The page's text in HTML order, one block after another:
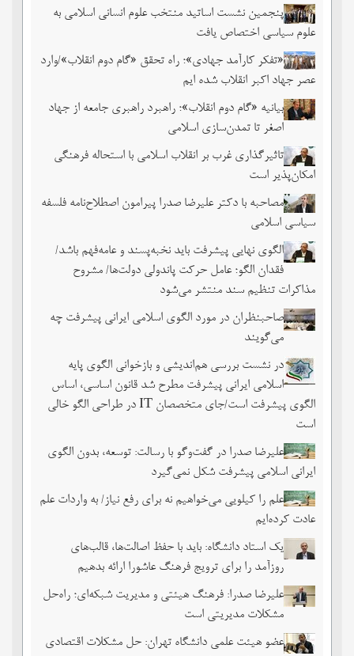
پنجمین نشست اساتید منتخب علوم انسانی اسلامی به
علوم سیاسی اختصاص یافت
«تفکر کارآمد جهادی»؛ راه تحقق «گام دوم انقلاب»/وارد
عصر جهاد اکبر انقلاب شده ایم
بیانیه «گام دوم انقلاب»؛ راهبرد راهبری جامعه از جهاد
اصغر تا تمدن‌سازی اسلامی
تاثیرگذاری غرب بر انقلاب اسلامی با استحاله فرهنگی
امکان‌پذیر است
مصاحبه با دکتر علیرضا صدرا پیرامون اصطلاح‌نامه فلسفه
سیاسی اسلامی
الگوی نهایی پیشرفت باید نخبه‌پسند و عامه‌فهم باشد/
فقدان الگو؛ عامل حرکت پاندولی دولت‌ها/ مشروح
مذاکرات تنظیم سند منتشر می‌شود
صاحبنظران در مورد الگوی اسلامی ایرانی پیشرفت چه
می‌گویند
در نشست بررسی هم‌اندیشی و بازخوانی الگوی پایه
اسلامی ایرانی پیشرفت مطرح شد قانون اساسی، اساس
الگوی پیشرفت است/جای متخصصان IT در طراحی الگو خالی
است
علیرضا صدرا در گفت‌وگو با رسالت: توسعه، بدون الگوی
ایرانی اسلامی پیشرفت شکل نمی‌گیرد
علم را کیلویی می‌خواهیم نه برای رفع نیاز/ به واردات علم
عادت کرده‌ایم
یک استاد دانشگاه: باید با حفظ اصالت‌ها، قالب‌های
روزآمد را برای ترویج فرهنگ عاشورا ارائه بدهیم
علیرضا صدرا: فرهنگ هیئتی و مدیریت شبکه‌ای؛ راه‌حل
مشکلات مدیریتی است
عضو هیئت علمی دانشگاه تهران: حل مشکلات اقتصادی